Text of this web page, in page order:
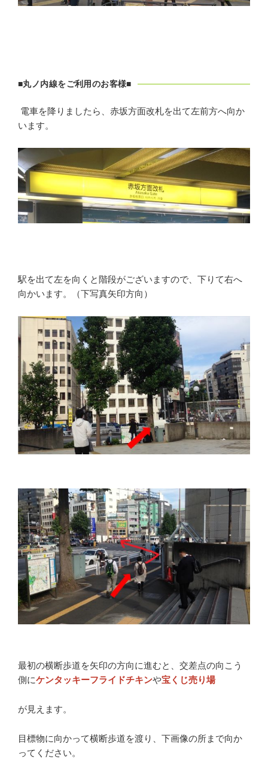
■丸ノ内線をご利用のお客様■
電車を降りましたら、赤坂方面改札を出て左前方へ向か
います。
駅を出て左を向くと階段がございますので、下りて右へ
向かいます。（下写真矢印方向）
最初の横断歩道を矢印の方向に進むと、交差点の向こう
側にケンタッキーフライドチキンや宝くじ売り場
が見えます。
目標物に向かって横断歩道を渡り、下画像の所まで向か
ってください。